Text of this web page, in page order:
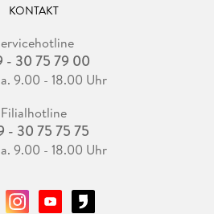
KONTAKT
- 30 75 79 00
9.00 - 18.00 Uhr
Filialhotline
- 30 75 75 75
9.00 - 18.00 Uhr